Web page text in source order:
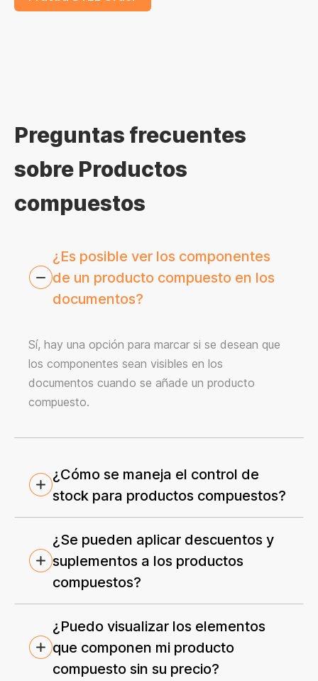
Preguntas frecuentes
sobre Productos
compuestos
¿Es posible ver los componentes
de un producto compuesto en los
documentos?
Sí, hay una opción para marcar si se desean que
los componentes sean visibles en los
documentos cuando se añade un producto
compuesto.
¿Cómo se maneja el control de
stock para productos compuestos?
¿Se pueden aplicar descuentos y
suplementos a los productos
compuestos?
¿Puedo visualizar los elementos
que componen mi producto
compuesto sin su precio?